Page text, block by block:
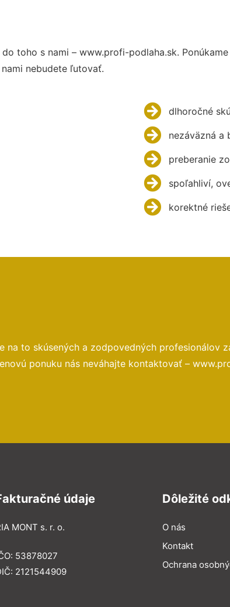
toho s nami – www.profi-podlaha.sk.
nebudete ľutovať.
dlhoročné
nezáväzná a
preberanie
spoľahliví,
korektné
na to skúsených a zodpovedných profesionálov
ponuku nás neváhajte kontaktovať –
údaje
MONT s. r. o.
53878027
2121544909
Dôležité
O nás
Kontakt
Ochrana